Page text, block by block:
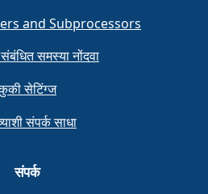
and Subprocessors
समस्या नोंदवा
सेटिंग्ज
संपर्क साधा
संपर्क